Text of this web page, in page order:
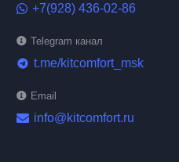
+7(928) 436-02-86
Telegram канал
telegram t.me/kitcomfort_msk
Email
info@kitcomfort.ru